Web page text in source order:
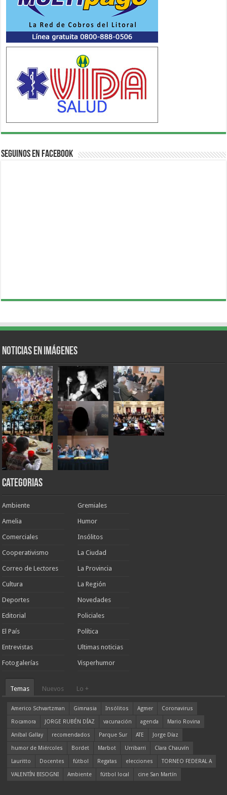
Seguinos en Facebook
Noticias en Imágenes
Categorias
Ambiente
Amelia
Comerciales
Cooperativismo
Correo de Lectores
Cultura
Deportes
Editorial
El País
Entrevistas
Fotogalerías
Gremiales
Humor
Insólitos
La Ciudad
La Provincia
La Región
Novedades
Policiales
Política
Ultimas noticias
Visperhumor
Temas Nuevos Lo +
Americo Schvartzman Gimnasia Insólitos Agmer
Coronavirus
Rocamora
JORGE RUBÉN DÍAZ vacunación agenda
Mario Rovina
Aníbal Gallay
recomendados Parque Sur ATE
Jorge Díaz
humor de Miércoles
Bordet Marbot Urribarri
Clara Chauvín
Lauritto
Docentes fútbol Regatas elecciones
TORNEO FEDERAL A
VALENTÍN BISOGNI
Ambiente fútbol local cine San Martín